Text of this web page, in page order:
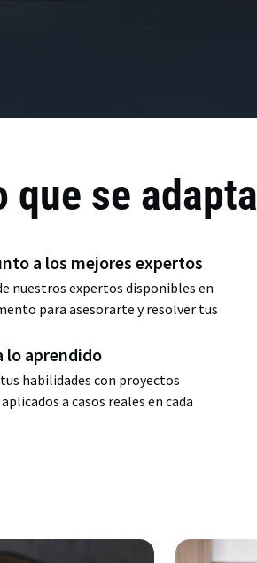
que se
a los mejores expertos
nuestros expertos disponibles en
para asesorarte y resolver tus
lo aprendido
habilidades con proyectos
a casos reales en cada